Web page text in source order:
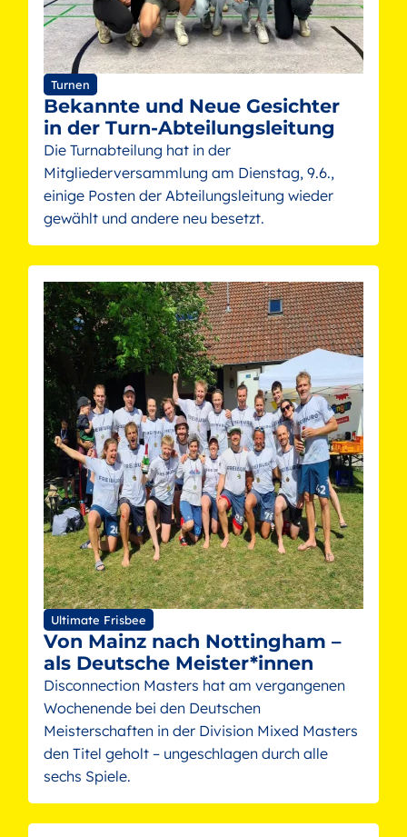
Turnen
Bekannte und Neue Gesichter
in der Turn-Abteilungsleitung
Die Turnabteilung hat in der
Mitgliederversammlung am Dienstag, 9.6.,
einige Posten der Abteilungsleitung wieder
gewählt und andere neu besetzt.
Ultimate Frisbee
Von Mainz nach Nottingham –
als Deutsche Meister*innen
Disconnection Masters hat am vergangenen
Wochenende bei den Deutschen
Meisterschaften in der Division Mixed Masters
den Titel geholt – ungeschlagen durch alle
sechs Spiele.